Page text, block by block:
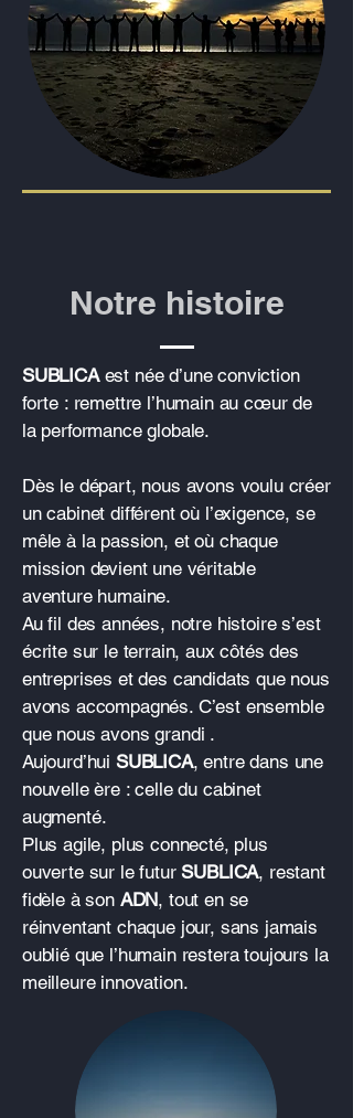
Notre histoire
SUBLICAest née d’une conviction
forte : remettre l’humain au cœur de
la performance globale.
Dès le départ, nous avons voulu créer
un cabinet différent où l’exigence, se
mêle à la passion, et où chaque
mission devient une véritable
aventure humaine.
Au fil des années, notre histoire s’est
écrite sur le terrain, aux côtés des
entreprises et des candidats que nous
avons accompagnés. C’est ensemble
que nous avons grandi .
Aujourd’hui SUBLICA, entre dans une
nouvelle ère : celle du cabinet
augmenté.
Plus agile, plus connecté, plus
ouverte sur le futur SUBLICA, restant
fidèle à son ADN, tout en se
réinventant chaque jour, sans jamais
oublié que l’humain restera toujours la
meilleure innovation.